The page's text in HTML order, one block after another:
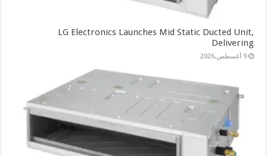
LG Electronics Launches Mid Static Ducted Unit,
Delivering
9 أغسطس,2026